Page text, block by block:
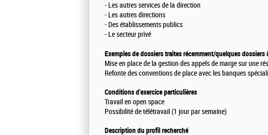
- Les autres services de la direction
- Les autres directions
- Des établissements publics
- Le secteur privé
Exemples de dossiers traites récemment/quelques dossiers
Mise en place de la gestion des appels de marge sur une
Refonte des conventions de place avec les banques
Conditions d'exercice particulières
Travail en open space
Possibilité de télétravail (1 jour par semaine)
Description du profil recherché